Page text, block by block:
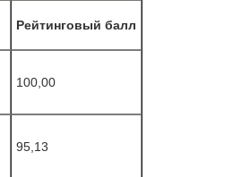
Рейтинговый балл
100,00
95,13